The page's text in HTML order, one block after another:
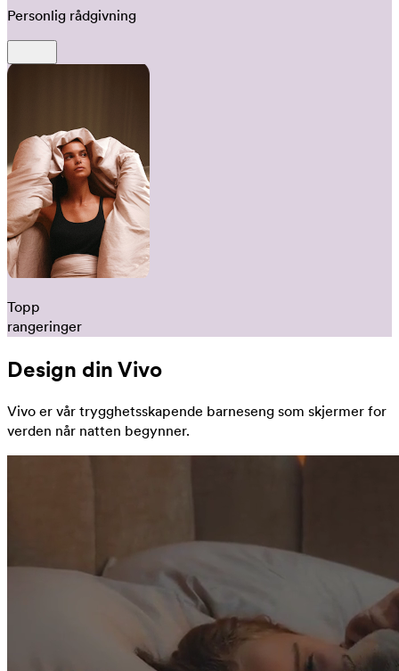
Personlig rådgivning
Topp
rangeringer
Design din Vivo
Vivo er vår trygghetsskapende barneseng som skjermer for
verden når natten begynner.